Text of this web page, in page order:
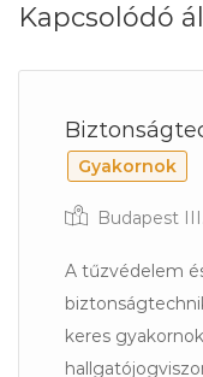
Kapcsolódó
Gyakornok
Budapest
A tűzvédelem
keres